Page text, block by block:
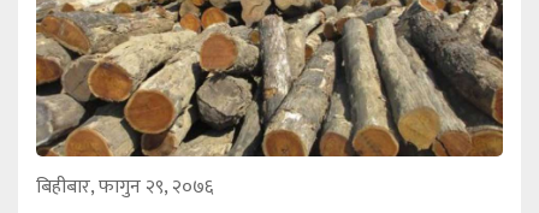
बिहीबार, फागुन २९, २०७६